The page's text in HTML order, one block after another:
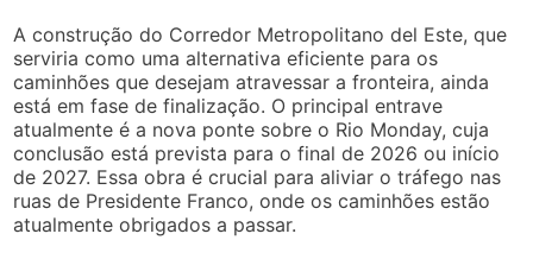
A construção do Corredor Metropolitano del Este, que
serviria como uma alternativa eficiente para os
caminhões que desejam atravessar a fronteira, ainda
está em fase de finalização. O principal entrave
atualmente é a nova ponte sobre o Rio Monday, cuja
conclusão está prevista para o final de 2026 ou início
de 2027. Essa obra é crucial para aliviar o tráfego nas
ruas de Presidente Franco, onde os caminhões estão
atualmente obrigados a passar.